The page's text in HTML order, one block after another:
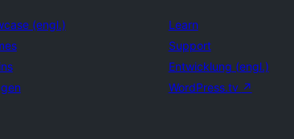
(engl.)
Learn
Support
Entwicklung (engl.)
WordPress.tv ↗